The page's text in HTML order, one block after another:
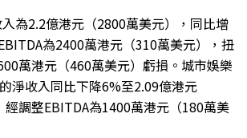
為2.2億港元（2800萬美元），同比增
為2400萬港元（310萬美元），扭
萬港元（460萬美元）虧損。城市娛樂
淨收入同比下降6%至2.09億港元
經調整EBITDA為1400萬港元（180萬美